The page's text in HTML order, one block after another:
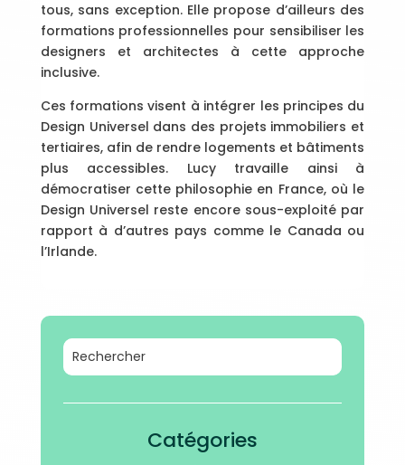
tous, sans exception. Elle propose d’ailleurs des
formations professionnelles pour sensibiliser les
designers et architectes à cette approche
inclusive.
Ces formations visent à intégrer les principes du
Design Universel dans des projets immobiliers et
tertiaires, afin de rendre logements et bâtiments
plus accessibles. Lucy travaille ainsi à
démocratiser cette philosophie en France, où le
Design Universel reste encore sous-exploité par
rapport à d’autres pays comme le Canada ou
l’Irlande.
Catégories